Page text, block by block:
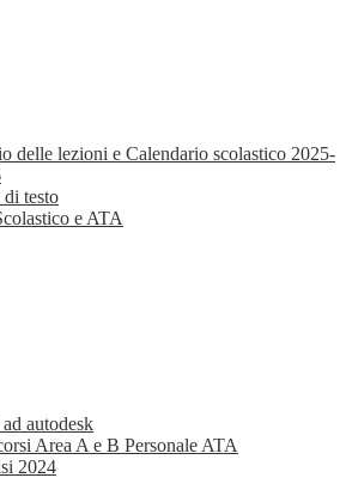
delle lezioni e Calendario scolastico 2025-
testo
e ATA
autodesk
Area A e B Personale ATA
2024